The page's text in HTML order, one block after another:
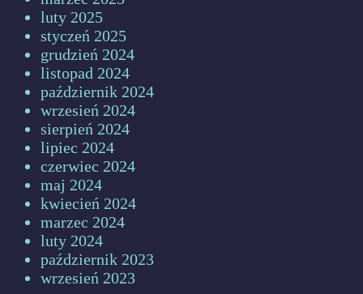
luty 2025
styczeń 2025
grudzień 2024
listopad 2024
październik 2024
wrzesień 2024
sierpień 2024
lipiec 2024
czerwiec 2024
maj 2024
kwiecień 2024
marzec 2024
luty 2024
październik 2023
wrzesień 2023